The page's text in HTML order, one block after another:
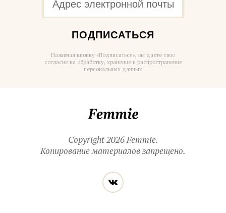
ПОДПИСАТЬСЯ
Нажимая кнопку «Подписаться», вы даете свое
согласие на обработку, хранение и распространение
персональных данных
Copyright 2026 Femmie.
Копирование материалов запрещено.
Читайте
нас
в социальных